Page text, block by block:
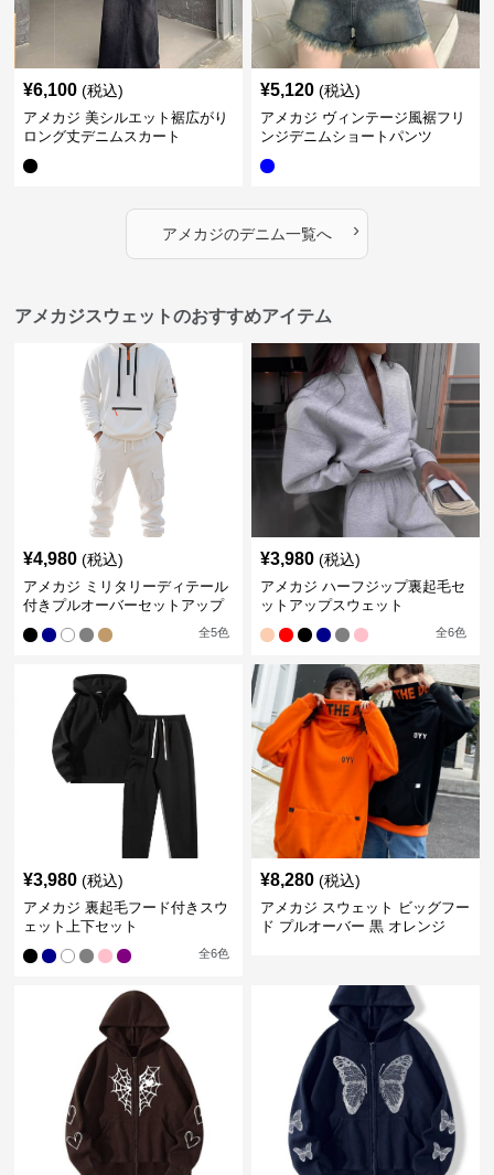
¥6,100 (税込)
アメカジ 美シルエット裾広がり
ロング丈デニムスカート
¥5,120 (税込)
アメカジ ヴィンテージ風裾フリ
ンジデニムショートパンツ
アメカジのデニム一覧へ ›
アメカジスウェットのおすすめアイテム
¥4,980 (税込)
アメカジ ミリタリーディテール
付きプルオーバーセットアップ
全5色
¥3,980 (税込)
アメカジ ハーフジップ裏起毛セ
ットアップスウェット
全6色
¥3,980 (税込)
アメカジ 裏起毛フード付きスウ
ェット上下セット
全6色
¥8,280 (税込)
アメカジ スウェット ビッグフー
ド プルオーバー 黒 オレンジ